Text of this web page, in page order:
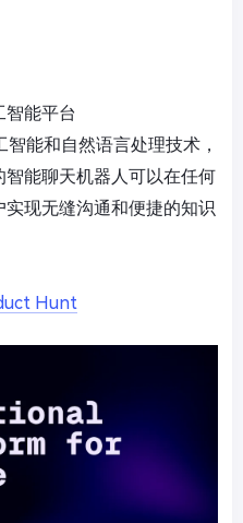
智能平台
能和自然语言处理技术，
能聊天机器人可以在任何
现无缝沟通和便捷的知识
Hunt